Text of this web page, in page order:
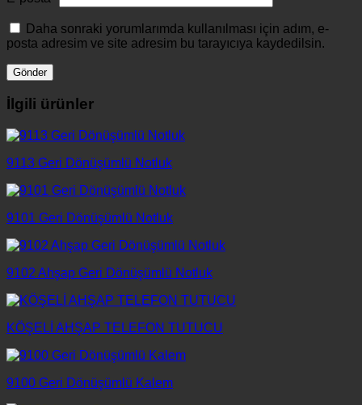
Daha sonraki yorumlarımda kullanılması için adım, e-
posta adresim ve site adresim bu tarayıcıya kaydedilsin.
İlgili ürünler
9113 Geri Dönüşümlü Notluk
9101 Geri Dönüşümlü Notluk
9102 Ahşap Geri Dönüşümlü Notluk
KÖŞELİ AHŞAP TELEFON TUTUCU
9100 Geri Dönüşümlü Kalem